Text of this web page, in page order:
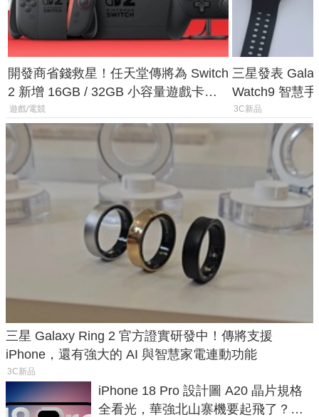
開發商省錢救星！任天堂傳將為 Switch
2 新增 16GB / 32GB 小容量遊戲卡的
選擇
遊戲/電競
三星發表
Watch9 智慧
導航功能
3C新品
三星 Galaxy Ring 2 官方證實研發中！傳將支援
iPhone，還有強大的 AI 與智慧家電連動功能
3C新品
iPhone 18 Pro 設計圖 A20 晶片規格
全看光，華強北山寨機要起飛了？專